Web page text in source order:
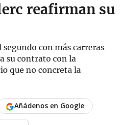
reafirman su
con más carreras
su contrato con la
que no concreta la
Añádenos en Google